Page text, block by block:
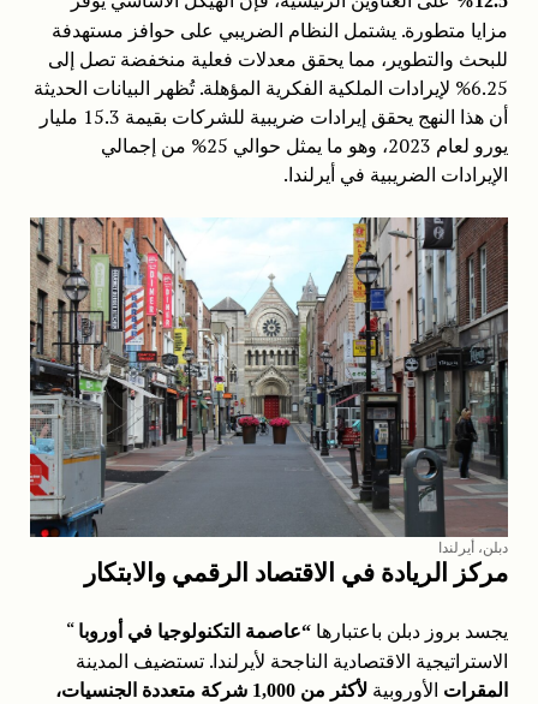
مزايا متطورة. يشتمل النظام الضريبي على حوافز مستهدفة
للبحث والتطوير، مما يحقق معدلات فعلية منخفضة تصل إلى
6.25% لإيرادات الملكية الفكرية المؤهلة. تُظهر البيانات الحديثة
أن هذا النهج يحقق إيرادات ضريبية للشركات بقيمة 15.3 مليار
يورو لعام 2023، وهو ما يمثل حوالي 25% من إجمالي
الإيرادات الضريبية في أيرلندا.
دبلن، أيرلندا
مركز الريادة في الاقتصاد الرقمي والابتكار
يجسد بروز دبلن باعتبارها “عاصمة التكنولوجيا في أوروبا “
الاستراتيجية الاقتصادية الناجحة لأيرلندا. تستضيف المدينة
المقرات الأوروبية لأكثر من 1,000 شركة متعددة الجنسيات،